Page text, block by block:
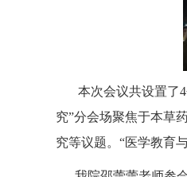
本次会议共设置了4
究”分会场聚焦于本草
究等议题。 “医学教育